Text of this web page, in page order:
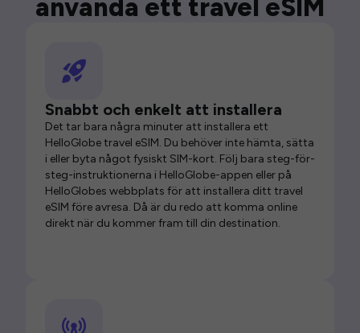
använda ett travel eSIM
Snabbt och enkelt att installera
Det tar bara några minuter att installera ett
HelloGlobe travel eSIM. Du behöver inte hämta, sätta
i eller byta något fysiskt SIM-kort. Följ bara steg-för-
steg-instruktionerna i HelloGlobe-appen eller på
HelloGlobes webbplats för att installera ditt travel
eSIM före avresa. Då är du redo att komma online
direkt när du kommer fram till din destination.